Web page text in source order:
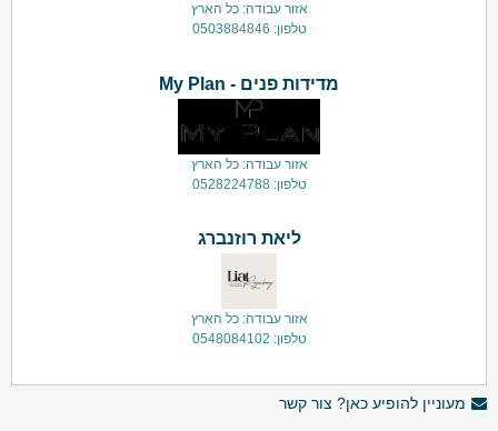
אזור עבודה: כל הארץ
טלפון: 0503884846
מדידות פנים - My Plan
אזור עבודה: כל הארץ
טלפון: 0528224788
ליאת רוזנברג
אזור עבודה: כל הארץ
טלפון: 0548084102
מעוניין להופיע כאן? צור קשר